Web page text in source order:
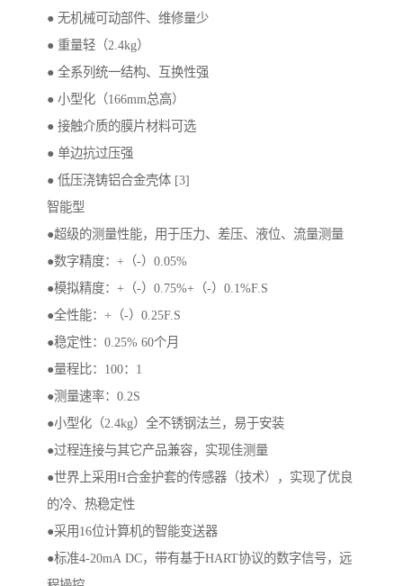
● 无机械可动部件、维修量少
● 重量轻（2.4kg）
● 全系列统一结构、互换性强
● 小型化（166mm总高）
● 接触介质的膜片材料可选
● 单边抗过压强
● 低压浇铸铝合金壳体 [3]
智能型
●超级的测量性能，用于压力、差压、液位、流量测量
●数字精度：+（-）0.05%
●模拟精度：+（-）0.75%+（-）0.1%F.S
●全性能：+（-）0.25F.S
●稳定性：0.25% 60个月
●量程比：100：1
●测量速率：0.2S
●小型化（2.4kg）全不锈钢法兰，易于安装
●过程连接与其它产品兼容，实现佳测量
●世界上采用H合金护套的传感器（技术），实现了优良
的冷、热稳定性
●采用16位计算机的智能变送器
●标准4-20mA DC，带有基于HART协议的数字信号，远